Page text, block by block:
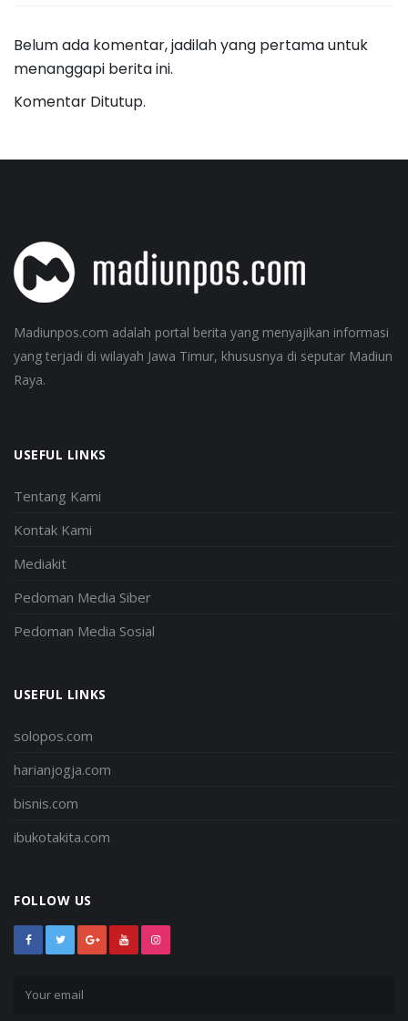
Belum ada komentar, jadilah yang pertama untuk
menanggapi berita ini.
Komentar Ditutup.
Madiunpos.com adalah portal berita yang menyajikan informasi
yang terjadi di wilayah Jawa Timur, khususnya di seputar Madiun
Raya.
USEFUL LINKS
Tentang Kami
Kontak Kami
Mediakit
Pedoman Media Siber
Pedoman Media Sosial
USEFUL LINKS
solopos.com
harianjogja.com
bisnis.com
ibukotakita.com
FOLLOW US